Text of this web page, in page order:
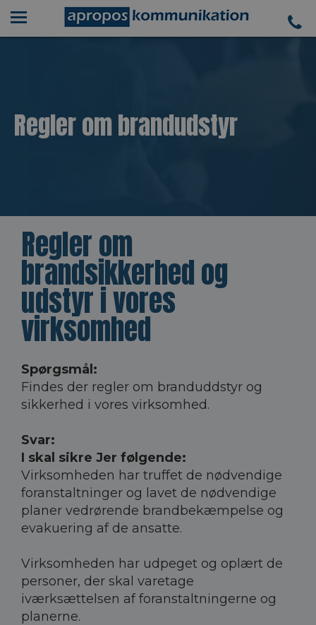
Regler om brandudstyr
Regler om
brandsikkerhed og
udstyr i vores
virksomhed
Spørgsmål:
Findes der regler om branduddstyr og
sikkerhed i vores virksomhed.
Svar:
I skal sikre Jer følgende:
Virksomheden har truffet de nødvendige
foranstaltninger og lavet de nødvendige
planer vedrørende brandbekæmpelse og
evakuering af de ansatte.
Virksomheden har udpeget og oplært de
personer, der skal varetage
iværksættelsen af foranstaltningerne og
planerne.